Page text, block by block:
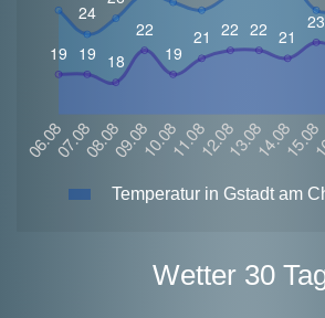
Temperatur in Gstadt am
Wetter 30